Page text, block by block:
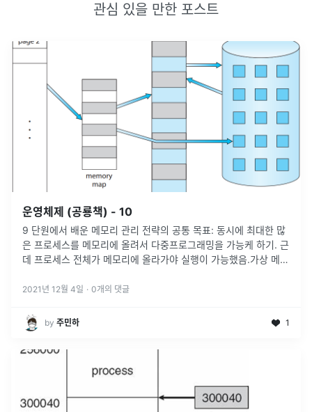
관심 있을 만한 포스트
운영체제 (공룡책) - 10
9 단원에서 배운 메모리 관리 전략의 공통 목표: 동시에 최대한 많
은 프로세스를 메모리에 올려서 다중프로그래밍을 가능케 하기. 근
데 프로세스 전체가 메모리에 올라가야 실행이 가능했음.가상 메모
가능하게 해줄...
2021년 12월 4일 · 0개의 댓글
by ‍주민하 1